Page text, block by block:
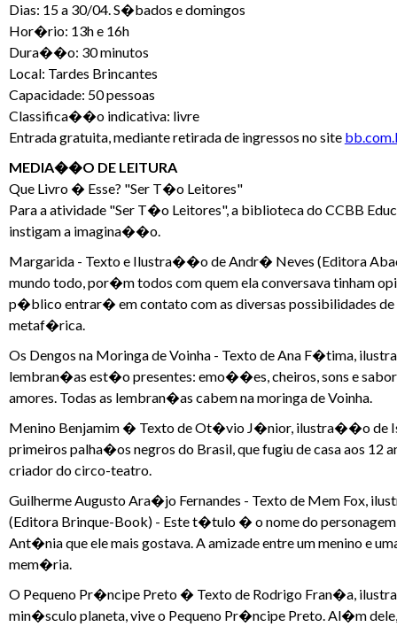
Dias: 15 a 30/04. S�bados e domingos
Hor�rio: 13h e 16h
Dura��o: 30 minutos
Local: Tardes Brincantes
Capacidade: 50 pessoas
Classifica��o indicativa: livre
Entrada gratuita, mediante retirada de ingressos no site
MEDIA��O DE LEITURA
Que Livro � Esse? "Ser T�o Leitores"
Para a atividade "Ser T�o Leitores", a biblioteca do CCBB
instigam a imagina��o.
Margarida - Texto e Ilustra��o de Andr� Neves (Editora
mundo todo, por�m todos com quem ela conversava tinham
p�blico entrar� em contato com as diversas possibilidades de
metaf�rica.
Os Dengos na Moringa de Voinha - Texto de Ana F�tima,
lembran�as est�o presentes: emo��es, cheiros, sons e
amores. Todas as lembran�as cabem na moringa de Voinha.
Menino Benjamim � Texto de Ot�vio J�nior, ilustra��o de
primeiros palha�os negros do Brasil, que fugiu de casa aos
criador do circo-teatro.
Guilherme Augusto Ara�jo Fernandes - Texto de Mem Fox,
(Editora Brinque-Book) - Este t�tulo � o nome do personagem,
Ant�nia que ele mais gostava. A amizade entre um menino e
mem�ria.
O Pequeno Pr�ncipe Preto � Texto de Rodrigo Fran�a,
min�sculo planeta, vive o Pequeno Pr�ncipe Preto. Al�m